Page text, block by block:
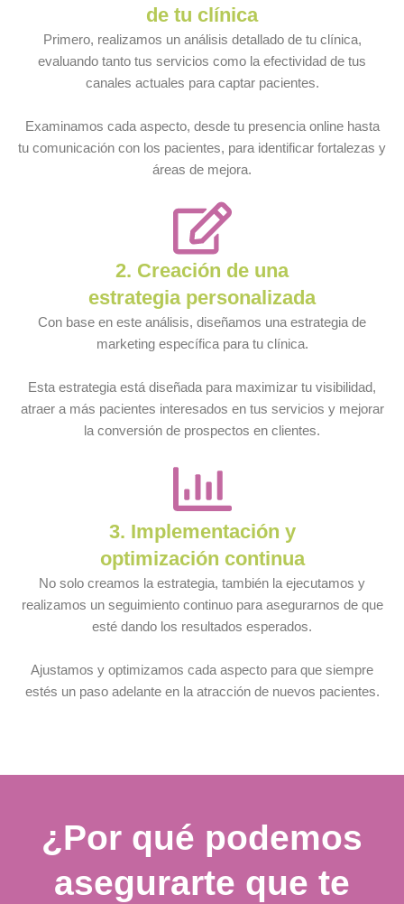
de tu clínica
Primero, realizamos un análisis detallado de tu clínica,
evaluando tanto tus servicios como la efectividad de tus
canales actuales para captar pacientes.
Examinamos cada aspecto, desde tu presencia online hasta
tu comunicación con los pacientes, para identificar fortalezas y
áreas de mejora.
2. Creación de una
estrategia personalizada
Con base en este análisis, diseñamos una estrategia de
marketing específica para tu clínica.
Esta estrategia está diseñada para maximizar tu visibilidad,
atraer a más pacientes interesados en tus servicios y mejorar
la conversión de prospectos en clientes.
3. Implementación y
optimización continua
No solo creamos la estrategia, también la ejecutamos y
realizamos un seguimiento continuo para asegurarnos de que
esté dando los resultados esperados.
Ajustamos y optimizamos cada aspecto para que siempre
estés un paso adelante en la atracción de nuevos pacientes.
¿Por qué podemos
asegurarte que te